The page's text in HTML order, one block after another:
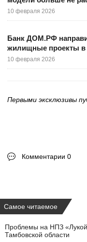
10 февраля 2026
Банк ДОМ.РФ
жилищные проекты в
10 февраля 2026
Первыми эксклюзивы
Комментарии 0
Самое читаемое
Проблемы на НПЗ
Тамбовской области